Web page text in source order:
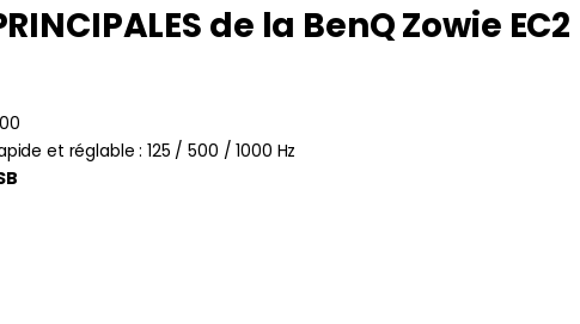
de la BenQ Zowie EC2
et réglable : 125 / 500 / 1000 Hz